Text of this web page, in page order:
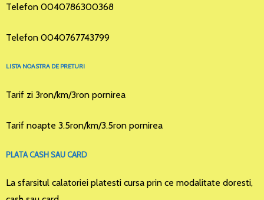
Telefon 0040786300368
Telefon 0040767743799
LISTA NOASTRA DE PRETURI
Tarif zi 3ron/km/3ron pornirea
Tarif noapte 3.5ron/km/3.5ron pornirea
PLATA CASH SAU CARD
La sfarsitul calatoriei platesti cursa prin ce modalitate doresti,